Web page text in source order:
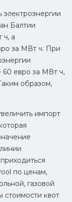
Балтии
ч, а
за МВт ч. При
60 евро за МВт ч,
образом,
импорт
по ценам,
газовой
стоимости квот